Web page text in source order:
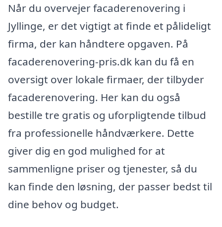
Når du overvejer facaderenovering i
Jyllinge, er det vigtigt at finde et pålideligt
firma, der kan håndtere opgaven. På
facaderenovering-pris.dk kan du få en
oversigt over lokale firmaer, der tilbyder
facaderenovering. Her kan du også
bestille tre gratis og uforpligtende tilbud
fra professionelle håndværkere. Dette
giver dig en god mulighed for at
sammenligne priser og tjenester, så du
kan finde den løsning, der passer bedst til
dine behov og budget.